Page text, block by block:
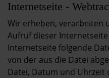
Internetseite -
Wir erheben, verarbeiten
Aufruf dieser
Internetseite folgende
von der aus die Datei
Datei, Datum und Uhrzeit